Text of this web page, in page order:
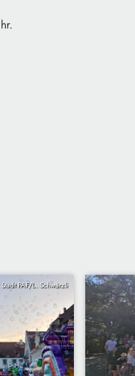
Stadt PAF/L. Schwärzli